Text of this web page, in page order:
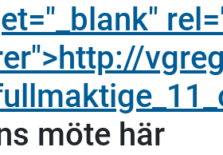
möte här